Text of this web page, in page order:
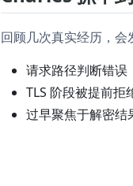
回顾几次真实经历，会
请求路径判断错误
TLS 阶段被提前拒
过早聚焦于解密结